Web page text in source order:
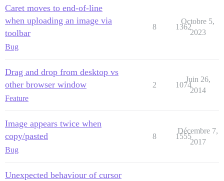
Caret moves to end-of-line
when uploading an image via
toolbar
Bug
8 1362
Octobre 5,
2023
Drag and drop from desktop vs
other browser window
Feature
2 1074
Juin 26,
2014
Image appears twice when
copy/pasted
Bug
8 1555
Décembre 7,
2017
Unexpected behaviour of cursor